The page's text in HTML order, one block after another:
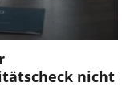
nicht